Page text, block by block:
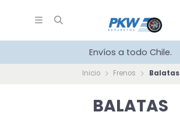
Envíos a todo Chile.
Inicio Frenos Balatas
BALATAS